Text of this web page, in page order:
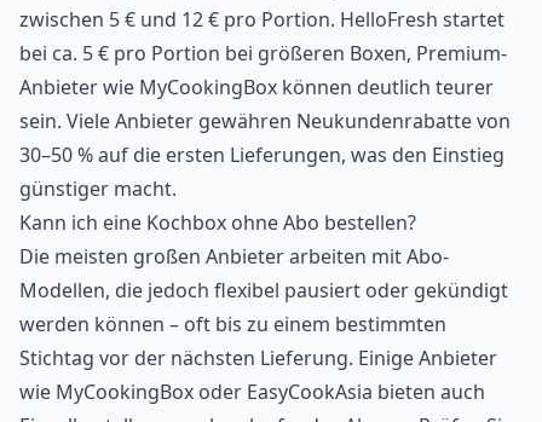
zwischen 5 € und 12 € pro Portion. HelloFresh startet
bei ca. 5 € pro Portion bei größeren Boxen, Premium-
Anbieter wie MyCookingBox können deutlich teurer
sein. Viele Anbieter gewähren Neukundenrabatte von
30–50 % auf die ersten Lieferungen, was den Einstieg
günstiger macht.
Kann ich eine Kochbox ohne Abo bestellen?
Die meisten großen Anbieter arbeiten mit Abo-
Modellen, die jedoch flexibel pausiert oder gekündigt
werden können – oft bis zu einem bestimmten
Stichtag vor der nächsten Lieferung. Einige Anbieter
wie MyCookingBox oder EasyCookAsia bieten auch